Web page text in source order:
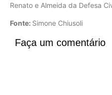
Renato e Almeida da Defesa
Fonte: Simone Chiusoli
Faça um comentário